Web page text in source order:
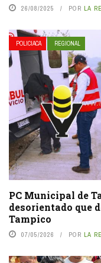
26/08/2025 POR LA
POLICIACA REGIONAL
PC Municipal de
desorientado que
Tampico
07/05/2026 POR LA